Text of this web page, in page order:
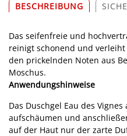
BESCHREIBUNG
Das seifenfreie und
reinigt schonend und
den prickelnden Noten aus
Moschus.
Anwendungshinweise
Das Duschgel Eau des
aufschäumen und
auf der Haut nur der zarte